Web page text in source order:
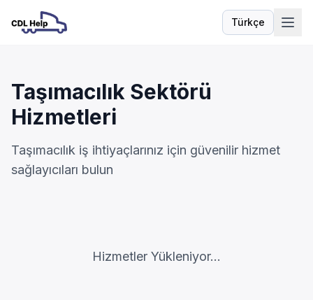
Türkçe
Dil
Taşımacılık Sektörü
Hizmetleri
Taşımacılık iş ihtiyaçlarınız için güvenilir hizmet
sağlayıcıları bulun
Hizmetler Yükleniyor...